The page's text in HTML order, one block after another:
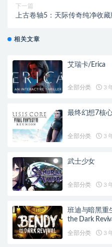
下一篇
上古卷轴5：天际传奇纯净收藏
相关文章
艾瑞卡/Erica
全部分类 3
最终幻想7核
全部分类 3
武士少女
全部分类 3
班迪与暗黑重
the Dark
全部分类 3